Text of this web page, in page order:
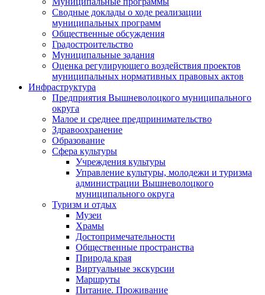
Сводные доклады о ходе реализации
муниципальных программ
Общественные обсуждения
Градостроительство
Муниципальные задания
Оценка регулирующего воздействия проектов
муниципальных нормативных правовых актов
Инфраструктура
Предприятия Вышневолоцкого муниципального
округа
Малое и среднее предпринимательство
Здравоохранение
Образование
Сфера культуры
Учреждения культуры
Управление культуры, молодежи и туризма
администрации Вышневолоцкого
муниципального округа
Туризм и отдых
Музеи
Храмы
Достопримечательности
Общественные пространства
Природа края
Виртуальные экскурсии
Маршруты
Питание. Проживание